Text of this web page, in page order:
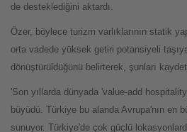
de desteklediğini aktardı.
Özer, böylece turizm varlıklarının statik
orta vadede yüksek getiri potansiyeli
dönüştürüldüğünü belirterek, şunları
'Son yıllarda dünyada 'value-add
büyüdü. Türkiye bu alanda Avrupa'nın en
sunuyor. Türkiye'de çok güçlü